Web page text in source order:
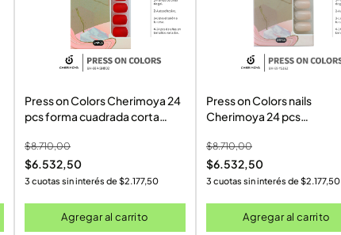
Press on Colors Cherimoya 24
pcs forma cuadrada corta
SH002
$8.710,00
$6.532,50
3 cuotas sin interés de$2.177,50
Agregar al carrito
Press on Colors nails
Cherimoya 24 pcs
$8.710,00
$6.532,50
3 cuotas sin interés de$2.177,50
Agregar al carrito